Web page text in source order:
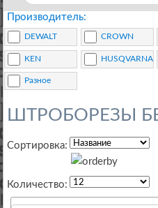
Производитель:
DEWALT CROWN
KEN HUSQVARNA
Разное
ШТРОБОРЕЗЫ
Сортировка:
Количество: